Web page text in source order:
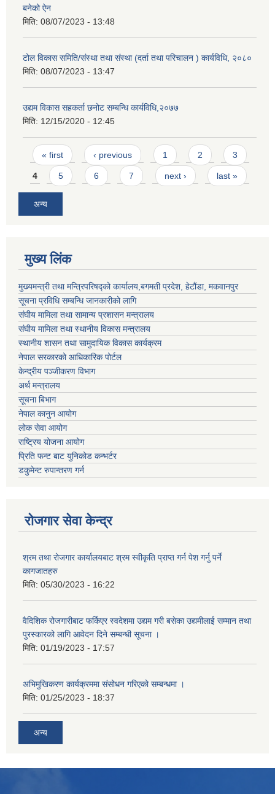
बनेको ऐन
मिति: 08/07/2023 - 13:48
टोल विकास समिति/संस्था तथा संस्था (दर्ता तथा परिचालन ) कार्यविधि, २०८०
मिति: 08/07/2023 - 13:47
उद्यम विकास सहकर्ता छनोट सम्बन्धि कार्यविधि,२०७७
मिति: 12/15/2020 - 12:45
Pages
« first ‹ previous 1 2 3
4 5 6 7 next › last »
अन्य
मुख्य लिंक
मुख्यमन्त्री तथा मन्त्रिपरिषद्को कार्यालय,बगमती प्रदेश, हेटौंडा, मकवानपुर
सूचना प्रविधि सम्बन्धि जानकारीको लागि
संघीय मामिला तथा सामान्य प्रशासन मन्त्रालय
संघीय मामिला तथा स्थानीय विकास मन्त्रालय
स्थानीय शासन तथा सामुदायिक विकास कार्यक्रम
नेपाल सरकारको आधिकारिक पोर्टल
केन्द्रीय पञ्जीकरण विभाग
अर्थ मन्त्रालय
सूचना बिभाग
नेपाल कानुन आयोग
लोक सेवा आयोग
राष्ट्रिय योजना आयोग
प्रिति फन्ट बाट युनिकोड कन्भर्टर
डकुमेन्ट रुपान्तरण गर्न
रोजगार सेवा केन्द्र
श्रम तथा रोजगार कार्यालयबाट श्रम स्वीकृति प्राप्त गर्न पेश गर्नु पर्ने
कागजातहरु
मिति: 05/30/2023 - 16:22
वैदिशिक रोजगारीबाट फर्किएर स्वदेशमा उद्यम गरी बसेका उद्यमीलाई सम्मान तथा
पुरस्कारको लागि आवेदन दिने सम्बन्धी सूचना ।
मिति: 01/19/2023 - 17:57
अभिमुखिकरण कार्यक्रममा संसोधन गरिएको सम्बन्धमा ।
मिति: 01/25/2023 - 18:37
अन्य